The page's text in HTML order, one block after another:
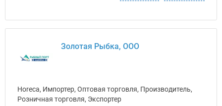
Золотая Рыбка, ООО
Horeca, Импортер, Оптовая торговля, Производитель,
Розничная торговля, Экспортер